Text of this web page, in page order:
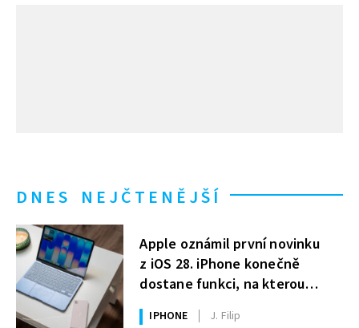
DNES NEJČTENĚJŠÍ
Apple oznámil první novinku
z iOS 28. iPhone konečně
dostane funkci, na kterou
uživatelé Windows čekají roky
IPHONE J. Filip